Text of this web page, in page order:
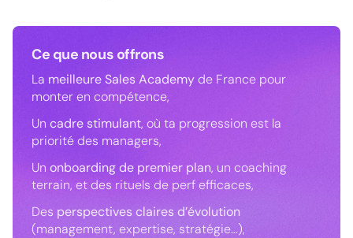
Ce que nous offrons
La meilleure Sales Academyde France pour
monter en compétence,
Un cadre stimulant, où ta progression est la
priorité des managers,
Un onboarding de premier plan, un coaching
terrain, et des rituels de perf efficaces,
Des perspectives claires d’évolution
(management, expertise, stratégie…),